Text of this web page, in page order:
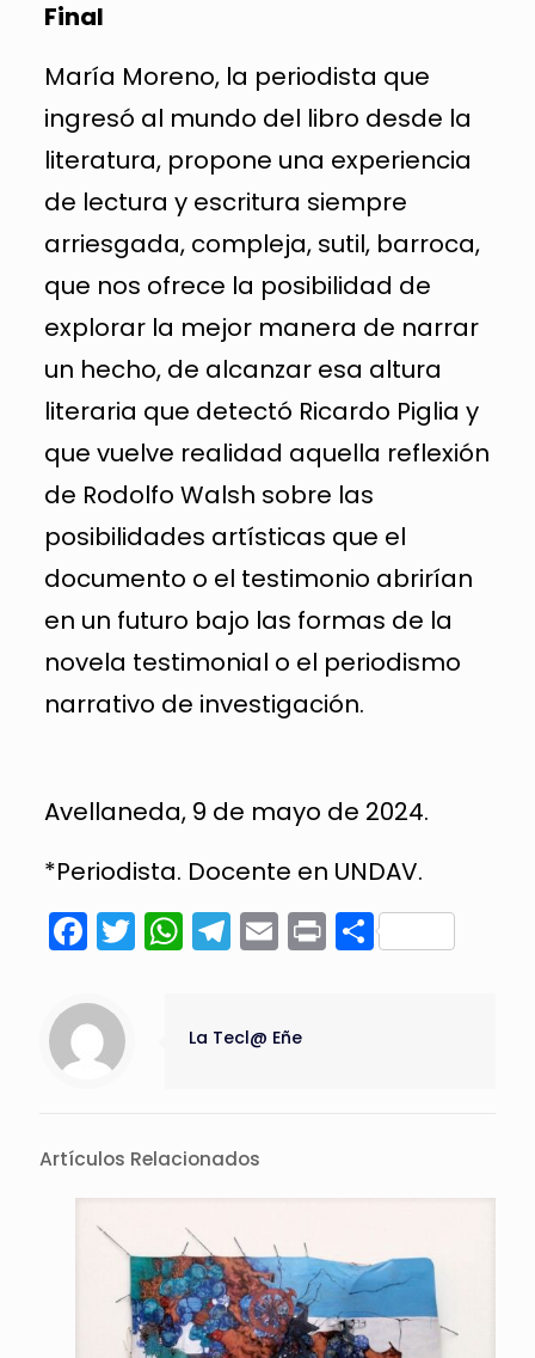
Final
María Moreno, la periodista que
ingresó al mundo del libro desde la
literatura, propone una experiencia
de lectura y escritura siempre
arriesgada, compleja, sutil, barroca,
que nos ofrece la posibilidad de
explorar la mejor manera de narrar
un hecho, de alcanzar esa altura
literaria que detectó Ricardo Piglia y
que vuelve realidad aquella reflexión
de Rodolfo Walsh sobre las
posibilidades artísticas que el
documento o el testimonio abrirían
en un futuro bajo las formas de la
novela testimonial o el periodismo
narrativo de investigación.
Avellaneda, 9 de mayo de 2024.
*Periodista. Docente en UNDAV.
Facebook
Twitter
WhatsApp
Telegram
Email
Print
La Tecl@ Eñe
Artículos Relacionados